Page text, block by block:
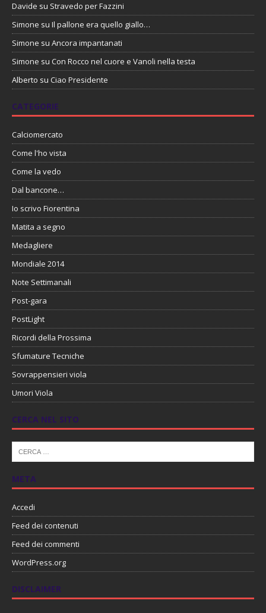
Davide su Stravedo per Fazzini
Simone su Il pallone era quello giallo…
Simone su Ancora impantanati
Simone su Con Rocco nel cuore e Vanoli nella testa
Alberto su Ciao Presidente
CATEGORIE
Calciomercato
Come l'ho vista
Come la vedo
Dal bancone…
Io scrivo Fiorentina
Matita a segno
Medagliere
Mondiale 2014
Note Settimanali
Post-gara
PostLight
Ricordi della Prossima
Sfumature Tecniche
Sovrappensieri viola
Umori Viola
CERCA NEL SITO
META
Accedi
Feed dei contenuti
Feed dei commenti
WordPress.org
DISCLAIMER